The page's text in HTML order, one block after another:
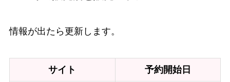
情報が出たら更新します。
サイト 予約開始日